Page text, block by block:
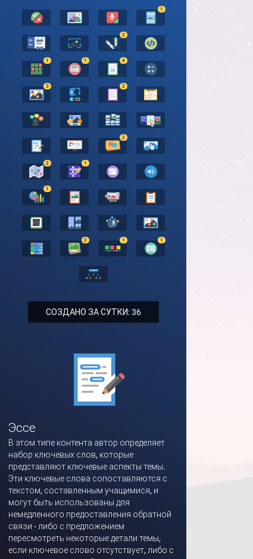
1
2
1 1 4
3 2
2
2 1
1
2 1 1
СОЗДАНО ЗА СУТКИ: 36
Эссе
В этом типе контента автор определяет
набор ключевых слов, которые
представляют ключевые аспекты темы.
Эти ключевые слова сопоставляются с
текстом, составленным учащимися, и
могут быть использованы для
немедленного предоставления обратной
связи - либо с предложением
пересмотреть некоторые детали темы,
если ключевое слово отсутствует, либо с